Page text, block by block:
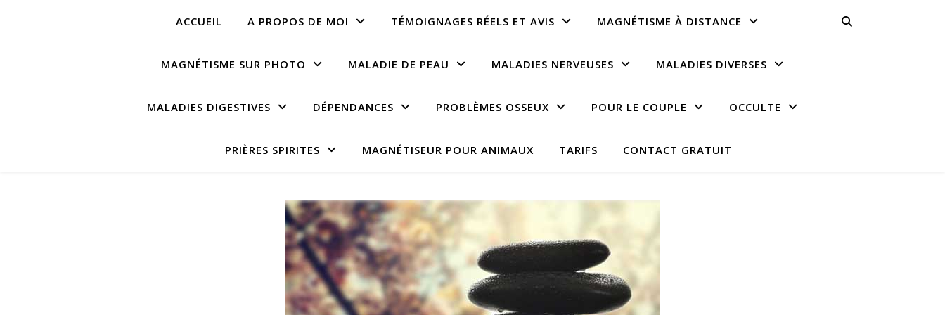
ACCUEIL A PROPOS DE MOI TÉMOIGNAGES RÉELS ET AVIS MAGNÉTISME À DISTANCE
MAGNÉTISME SUR PHOTO MALADIE DE PEAU MALADIES NERVEUSES MALADIES DIVERSES
MALADIES DIGESTIVES DÉPENDANCES PROBLÈMES OSSEUX POUR LE COUPLE OCCULTE
PRIÈRES SPIRITES MAGNÉTISEUR POUR ANIMAUX TARIFS CONTACT GRATUIT